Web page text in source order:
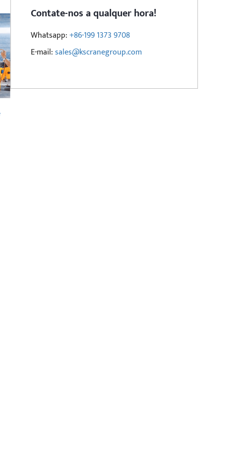
Contate-nos a qualquer hora!
Whatsapp:+86-199 1373 9708
E-mail:sales@kscranegroup.com